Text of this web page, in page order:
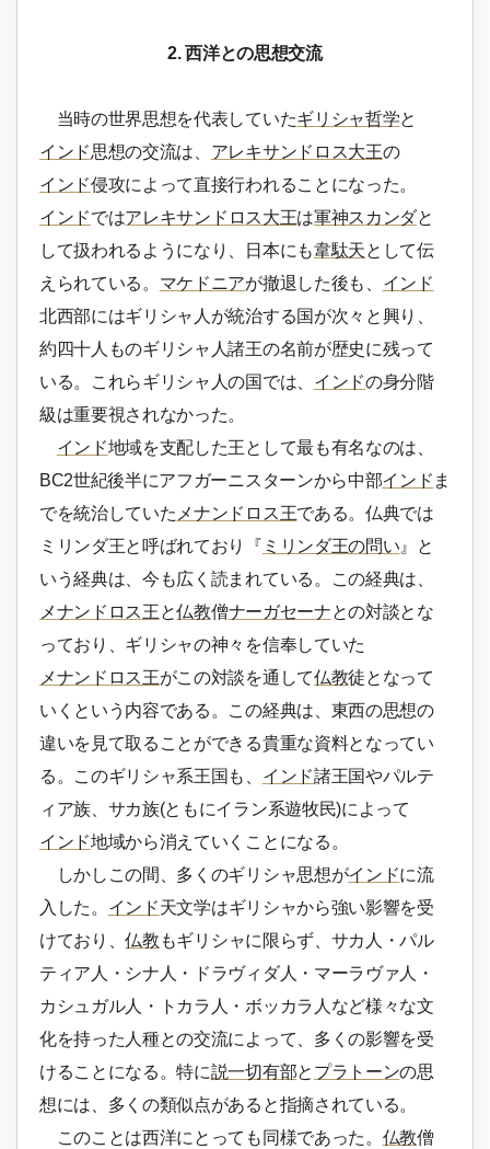
2. 西洋との思想交流
当時の世界思想を代表していたギリシャ哲学と
インド思想の交流は、 アレキサンドロス大王の
インド侵攻によって直接行われることになった。
インドではアレキサンドロス大王は軍神スカンダと
して扱われるようになり、日本にも韋駄天として伝
えられている。 マケドニアが撤退した後も、 インド
北西部にはギリシャ人が統治する国が次々と興り、
約四十人ものギリシャ人諸王の名前が歴史に残って
いる。これらギリシャ人の国では、 インドの身分階
級は重要視されなかった。
インド地域を支配した王として最も有名なのは、
BC2世紀後半にアフガーニスターンから中部インド ま
でを統治していた メナンドロス王である。仏典では
ミリンダ王と呼ばれており『 ミリンダ王の問い 』と
いう経典は、今も広く読まれている。この経典は、
メナンドロス王と仏教僧ナーガセーナとの対談とな
っており、ギリシャの神々を信奉していた
メナンドロス王がこの対談を通して仏教徒となって
いくという内容である。この経典は、東西の思想の
違いを見て取ることができる貴重な資料となってい
る。このギリシャ系王国も、 インド諸王国やパルテ
ィア族、サカ族(ともにイラン系遊牧民)によって
インド地域から消えていくことになる。
しかしこの間、多くのギリシャ思想がインドに流
入した。 インド天文学はギリシャから強い影響を受
けており、仏教 もギリシャに限らず、サカ人・パル
ティア人・シナ人・ドラヴィダ人・マーラヴァ人・
カシュガル人・トカラ人・ボッカラ人など様々な文
化を持った人種との交流によって、多くの影響を受
けることになる。特に説一切有部と プラトーンの思
想には、多くの類似点があると指摘されている。
このことは西洋にとっても同様であった。 仏教僧